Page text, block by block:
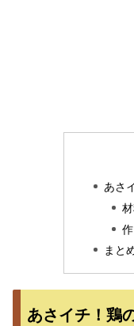
あさ
まと
あさイチ！鶏